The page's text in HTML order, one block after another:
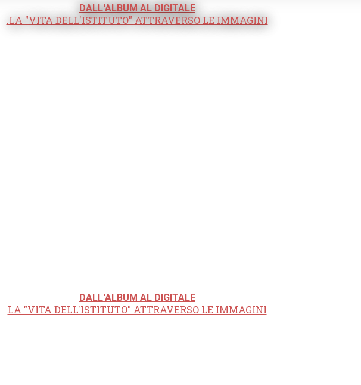
DALL'ALBUM AL DIGITALE
.LA "VITA DELL'ISTITUTO" ATTRAVERSO LE IMMAGINI
DALL'ALBUM AL DIGITALE
LA "VITA DELL'ISTITUTO" ATTRAVERSO LE IMMAGINI